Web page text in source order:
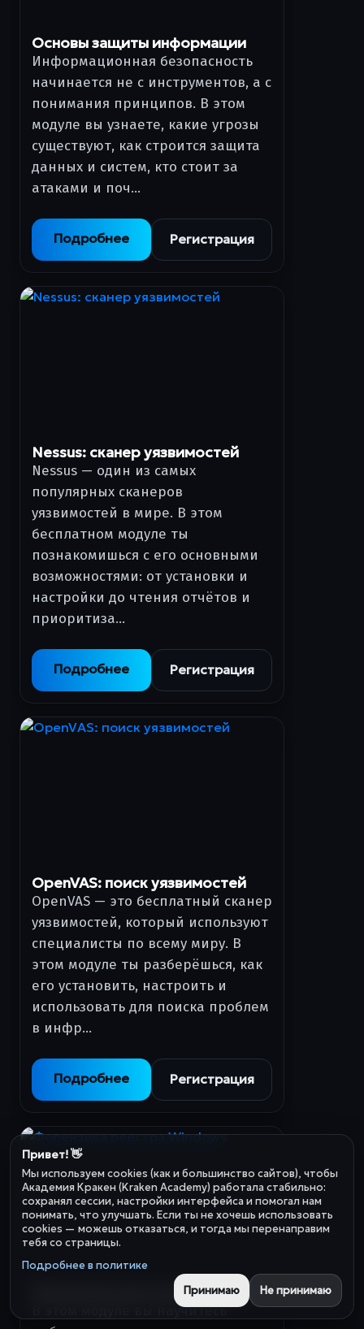
Привет! 👋
Мы используем cookies (как и большинство сайтов), чтобы
Академия Кракен (Kraken Academy) работала стабильно:
сохранял сессии, настройки интерфейса и помогал нам
понимать, что улучшать. Если ты не хочешь использовать
cookies — можешь отказаться, и тогда мы перенаправим
тебя со страницы.
Подробнее в политике
Принимаю
Не принимаю
Основы защиты информации
Информационная безопасность
начинается не с инструментов, а с
понимания принципов. В этом
модуле вы узнаете, какие угрозы
существуют, как строится защита
данных и систем, кто стоит за
атаками и поч…
Подробнее Регистрация
Nessus: сканер уязвимостей
Nessus — один из самых
популярных сканеров
уязвимостей в мире. В этом
бесплатном модуле ты
познакомишься с его основными
возможностями: от установки и
настройки до чтения отчётов и
приоритиза…
Подробнее Регистрация
OpenVAS: поиск уязвимостей
OpenVAS — это бесплатный сканер
уязвимостей, который используют
специалисты по всему миру. В
этом модуле ты разберёшься, как
его установить, настроить и
использовать для поиска проблем
в инфр…
Подробнее Регистрация
Форензика реестра Windows
В этом модуле вы научитесь